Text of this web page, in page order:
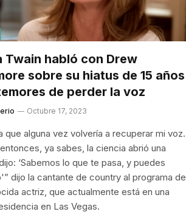
Twain habló con Drew
sobre su hiatus de 15 años
de perder la voz
Octubre 17, 2023
que alguna vez volvería a recuperar mi voz.
ya sabes, la ciencia abrió una
‘Sabemos lo que te pasa, y puedes
dijo la cantante de country al programa de
actriz, que actualmente está en una
en Las Vegas.